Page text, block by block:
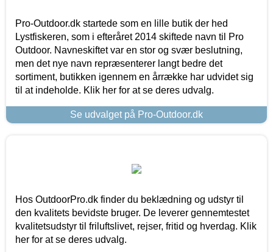
Pro-Outdoor.dk startede som en lille butik der hed
Lystfiskeren, som i efteråret 2014 skiftede navn til Pro
Outdoor. Navneskiftet var en stor og svær beslutning,
men det nye navn repræsenterer langt bedre det
sortiment, butikken igennem en årrække har udvidet sig
til at indeholde. Klik her for at se deres udvalg.
Se udvalget på Pro-Outdoor.dk
Hos OutdoorPro.dk finder du beklædning og udstyr til
den kvalitets bevidste bruger. De leverer gennemtestet
kvalitetsudstyr til friluftslivet, rejser, fritid og hverdag. Klik
her for at se deres udvalg.